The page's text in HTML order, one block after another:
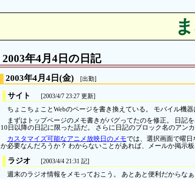
2003年4月4日の日記
2003年4月4日 (金) [出勤]
サイト
[2003/4/7 23:27 更新]
ちょこちょことWebのページを書き換えている。 モバイル機
まずはトップページのメモ書きがバグってたのを修正。 日記
10日以降の日記に限った話だ。 さらに日記のブロック名のアン
カスタマイズ可能なアニメ放映日のメモでは、選択画面で曜
か必要なんだろうか？ わからないことがあれば、メールか掲示板
ラジオ
[2003/4/4 21:31 記]
週末のラジオ情報をメモっておこう。 あとあと便利だからなぁ